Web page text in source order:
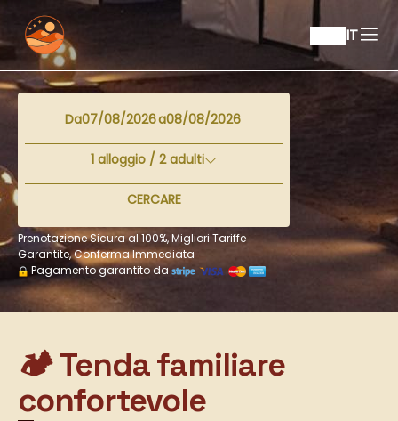
IT
Da a
1 alloggio / 2adulti
CERCARE
Prenotazione Sicura al 100%, Migliori Tariffe
Garantite, Conferma Immediata
Pagamento garantito da
🏕️ Tenda familiare
confortevole